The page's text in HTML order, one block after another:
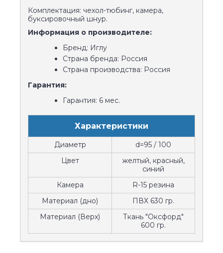
Комплектация: чехол-тюбинг, камера,
буксировочный шнур.
Информация о производителе:
Бренд: Иглу
Страна бренда: Россия
Страна производства: Россия
Гарантия:
Гарантия: 6 мес.
Характеристики
Диаметр
d=95 / 100
Цвет
желтый, красный,
синий
Камера
R-15 резина
Материал (дно)
ПВХ 630 гр.
Материал (Верх)
Ткань "Оксфорд"
600 гр.